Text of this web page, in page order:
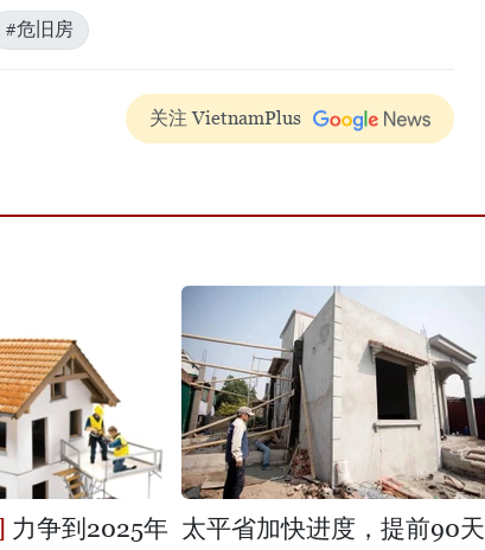
#危旧房
关注 VietnamPlus
力争到2025年 太平省加快进度，提前90天